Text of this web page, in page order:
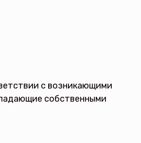
с возникающими
собственными